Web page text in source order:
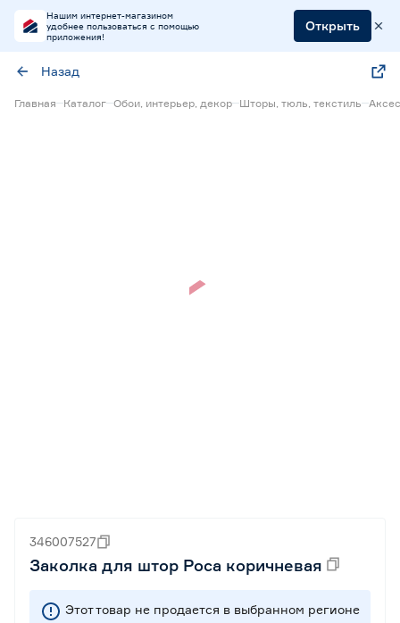
Нашим интернет-магазином
удобнее пользоваться с помощью
приложения!
Открыть
Назад
Главная Каталог Обои, интерьер, декор Шторы, тюль, текстиль
346007527
Заколка для штор Роса коричневая
Этот товар не продается в выбранном регионе